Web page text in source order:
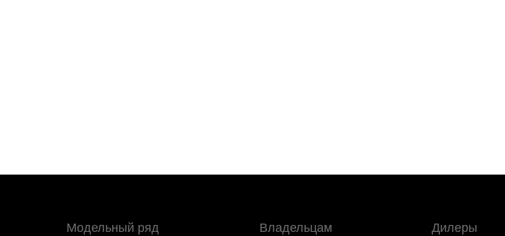
Модельный ряд Владельцам Дилеры